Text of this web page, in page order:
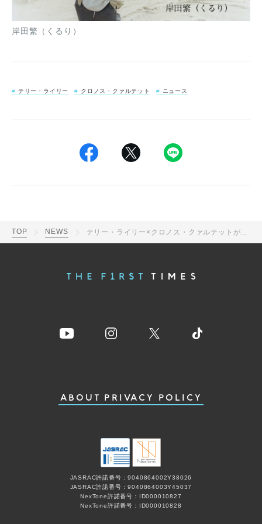
岸田繁（くるり）
テリー・ライリー クロノス・クァルテット ニュース
TOP NEWS
ABOUT PRIVACY POLICY
JASRAC許諾番号：9040864002Y38026
JASRAC許諾番号：9040864003Y45037
NexTone許諾番号：ID000010827
NexTone許諾番号：ID000010828